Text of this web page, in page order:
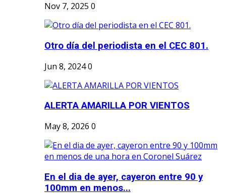
Nov 7, 2025 0
Otro día del periodista en el CEC 801.
Jun 8, 20240
ALERTA AMARILLA POR VIENTOS
May 8, 2026 0
En el dia de ayer, cayeron entre 90 y
100mm en menos...